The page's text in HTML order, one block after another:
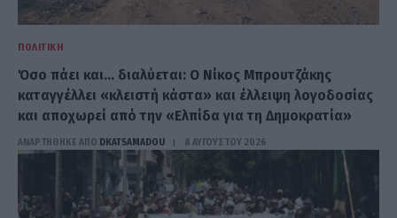
ΠΟΛΙΤΙΚΉ
Όσο πάει και… διαλύεται: Ο Νίκος Μπρουτζάκης
καταγγέλλει «κλειστή κάστα» και έλλειψη λογοδοσίας
και αποχωρεί από την «Ελπίδα για τη Δημοκρατία»
ΑΝΑΡΤΗΘΗΚΕ ΑΠΟ DKATSAMADOU 8 ΑΥΓΟΎΣΤΟΥ 2026